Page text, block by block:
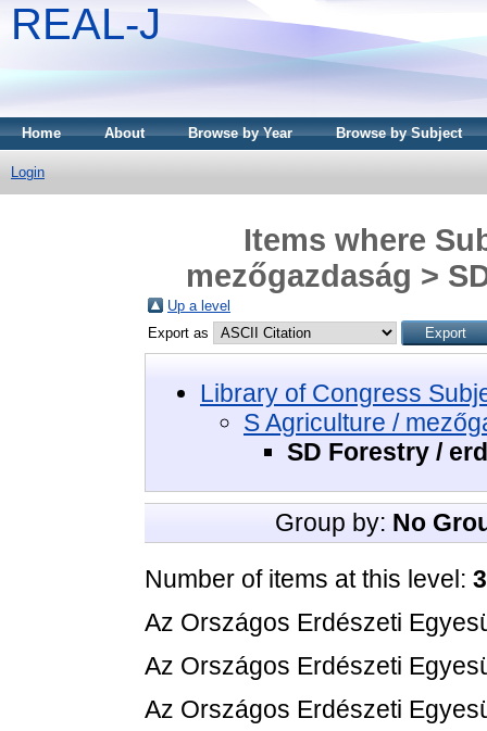
REAL-J
Home About Browse by Year Browse by Subject
Login
Items where
mezőgazdaság >
Up a level
Export as
Library of Congress
S Agriculture /
SD Forestry /
Group by: No
Number of items at this level:
Az Országos Erdészeti
Az Országos Erdészeti
Az Országos Erdészeti